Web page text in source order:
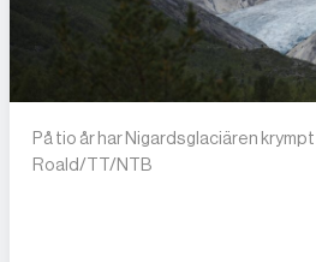
På tio år har Nigardsglaciären
Roald/TT/NTB